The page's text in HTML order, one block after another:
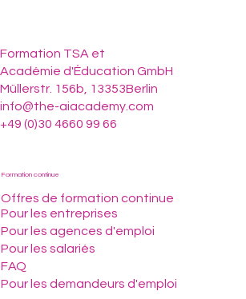
Formation TSA et
Académie d'Éducation GmbH
Müllerstr. 156b, 13353Berlin
info@the-aiacademy.com
+49 (0)30 4660 99 66
Formation continue
Offres de formation continue
Pour les entreprises
Pour les agences d'emploi
Pour les salariés
FAQ
Pour les demandeurs d'emploi